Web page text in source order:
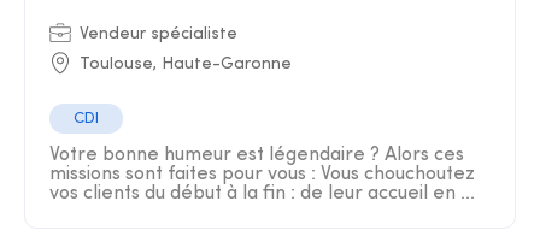
Vendeur spécialiste
Toulouse, Haute-Garonne
CDI
Votre bonne humeur est légendaire ? Alors ces
missions sont faites pour vous : Vous chouchoutez
vos clients du début à la fin : de leur accueil en ...